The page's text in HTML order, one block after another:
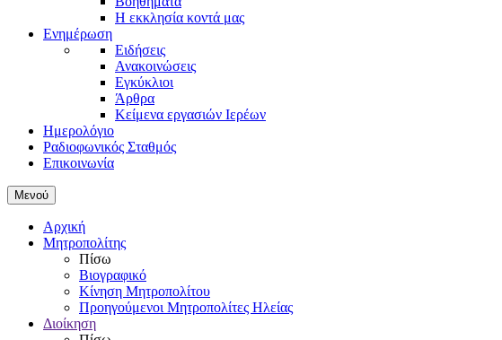
Η εκκλησία κοντά μας
Ενημέρωση
Ειδήσεις
Ανακοινώσεις
Εγκύκλιοι
Άρθρα
Κείμενα εργασιών Ιερέων
Ημερολόγιο
Ραδιοφωνικός Σταθμός
Επικοινωνία
Μενού
Αρχική
Μητροπολίτης
Πίσω
Βιογραφικό
Κίνηση Μητροπολίτου
Προηγούμενοι Μητροπολίτες Ηλείας
Διοίκηση